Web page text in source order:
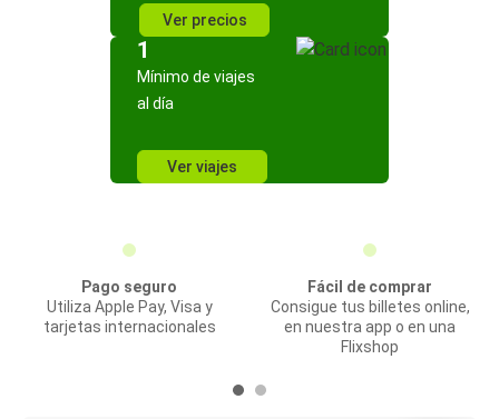
Ver precios
1
Mínimo de viajes
al día
Ver viajes
Pago seguro
Utiliza Apple Pay, Visa y
tarjetas internacionales
Fácil de comprar
Consigue tus billetes online,
en nuestra app o en una
Flixshop